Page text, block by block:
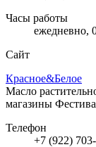
Часы работы
ежедневно,
Сайт
Красное&Белое
Масло
магазины
Телефон
+7 (922)